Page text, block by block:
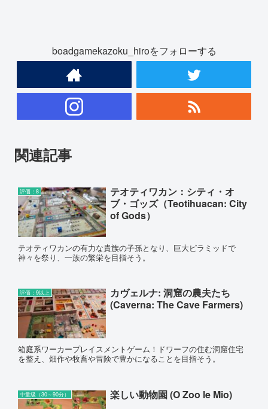
boadgamekazoku_hiroをフォローする
関連記事
評価：8
テオティワカン：シティ・オ
ブ・ゴッズ（Teotihuacan: City
of Gods）
テオティワカンの有力な貴族の子孫となり、巨大ピラミッドで
神々を祭り、一族の繁栄を目指そう。
評価：9以上
カヴェルナ: 洞窟の農夫たち
(Caverna: The Cave Farmers)
箱庭系ワーカープレイスメントゲーム！ドワーフの住む洞窟住宅
を整え、畑作や牧畜や冒険で豊かになることを目指そう。
中量級（30～90分） 楽しい動物園 (O Zoo le Mio)